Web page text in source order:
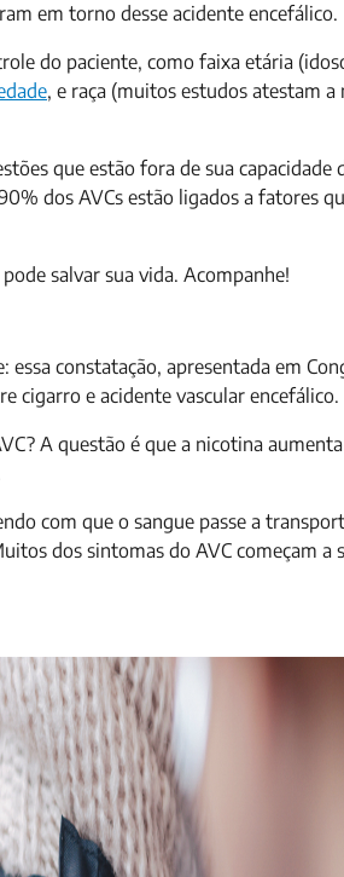
em torno desse acidente encefálico.
do paciente, como faixa etária
, e raça (muitos estudos atestam a
que estão fora de sua
dos AVCs estão ligados a fatores
salvar sua vida. Acompanhe!
constatação, apresentada em
cigarro e acidente vascular encefálico.
A questão é que a nicotina
com que o sangue passe a
dos sintomas do AVC começam a